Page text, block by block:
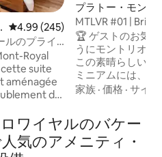
レビュー245件、5つ星中4.99つ
4.99 (245)
ルのプライ
Royal
suite
aménagée
de
et rend
プラトー・モン・
のマンション・ア
MTLVR #01 |
Plateau area
🏆 ゲストのお気に入り 🏆
うにモントリオ
この素晴らしいロ
ミニアムには、
ダイニングエリア
分です。徒歩スコ
ー、ブティック、
てがすぐそばに
家族 ·価格 ·サイ
ワイヤルのバケー
気のアメニティ・